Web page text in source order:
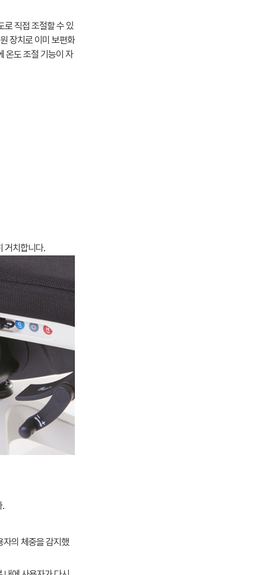
로 직접 조절할 수 있
장치로 이미 보편화
온도 조절 기능이 자
거치합니다.
.
자의 체중을 감지했